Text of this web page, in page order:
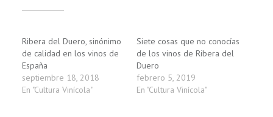
Ribera del Duero, sinónimo
de calidad en los vinos de
España
septiembre 18, 2018
En "Cultura Vinícola"
Siete cosas que no conocías
de los vinos de Ribera del
Duero
febrero 5, 2019
En "Cultura Vinícola"